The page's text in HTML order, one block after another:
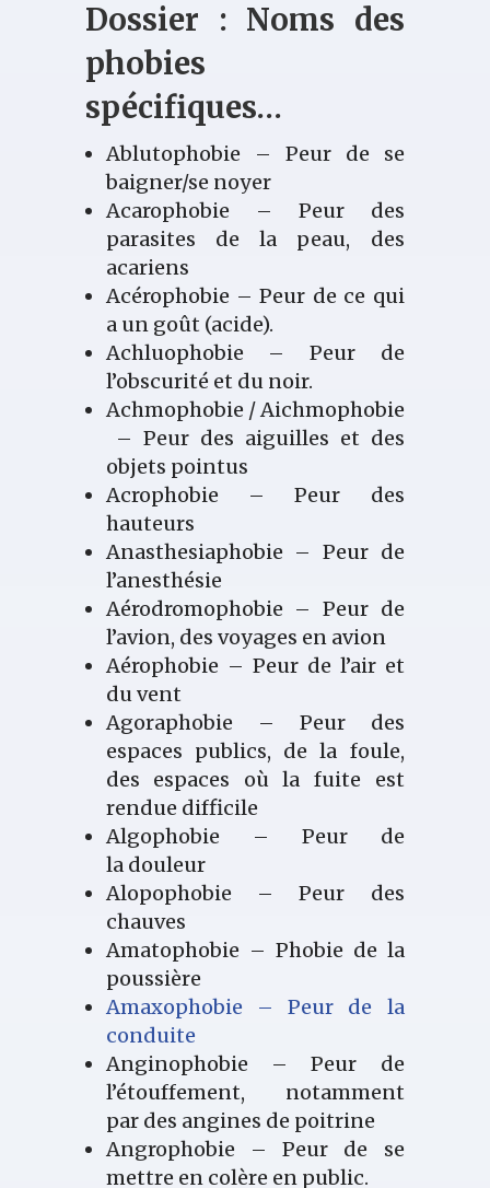
Dossier : Noms des
phobies
spécifiques…
Ablutophobie – Peur de se
baigner/se noyer
Acarophobie – Peur des
parasites de la peau, des
acariens
Acérophobie – Peur de ce qui
a un goût (acide).
Achluophobie – Peur de
l’obscurité et du noir.
Achmophobie / Aichmophobie
– Peur des aiguilles et des
objets pointus
Acrophobie – Peur des
hauteurs
Anasthesiaphobie – Peur de
l’anesthésie
Aérodromophobie – Peur de
l’avion, des voyages en avion
Aérophobie – Peur de l’air et
du vent
Agoraphobie – Peur des
espaces publics, de la foule,
des espaces où la fuite est
rendue difficile
Algophobie – Peur de
la douleur
Alopophobie – Peur des
chauves
Amatophobie – Phobie de la
poussière
Amaxophobie – Peur de la
conduite
Anginophobie – Peur de
l’étouffement, notamment
par des angines de poitrine
Angrophobie – Peur de se
mettre en colère en public.